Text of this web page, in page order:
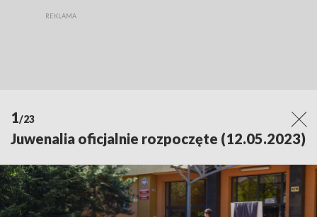
1/23
Juwenalia oficjalnie rozpoczęte (12.05.2023)